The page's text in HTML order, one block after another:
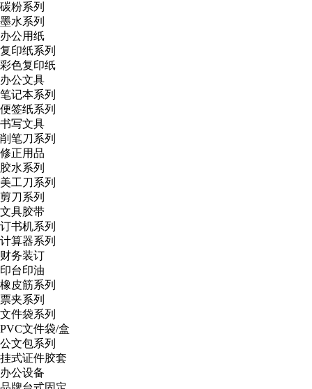
碳粉系列
墨水系列
办公用纸
复印纸系列
彩色复印纸
办公文具
笔记本系列
便签纸系列
书写文具
削笔刀系列
修正用品
胶水系列
美工刀系列
剪刀系列
文具胶带
订书机系列
计算器系列
财务装订
印台印油
橡皮筋系列
票夹系列
文件袋系列
PVC文件袋/盒
公文包系列
挂式证件胶套
办公设备